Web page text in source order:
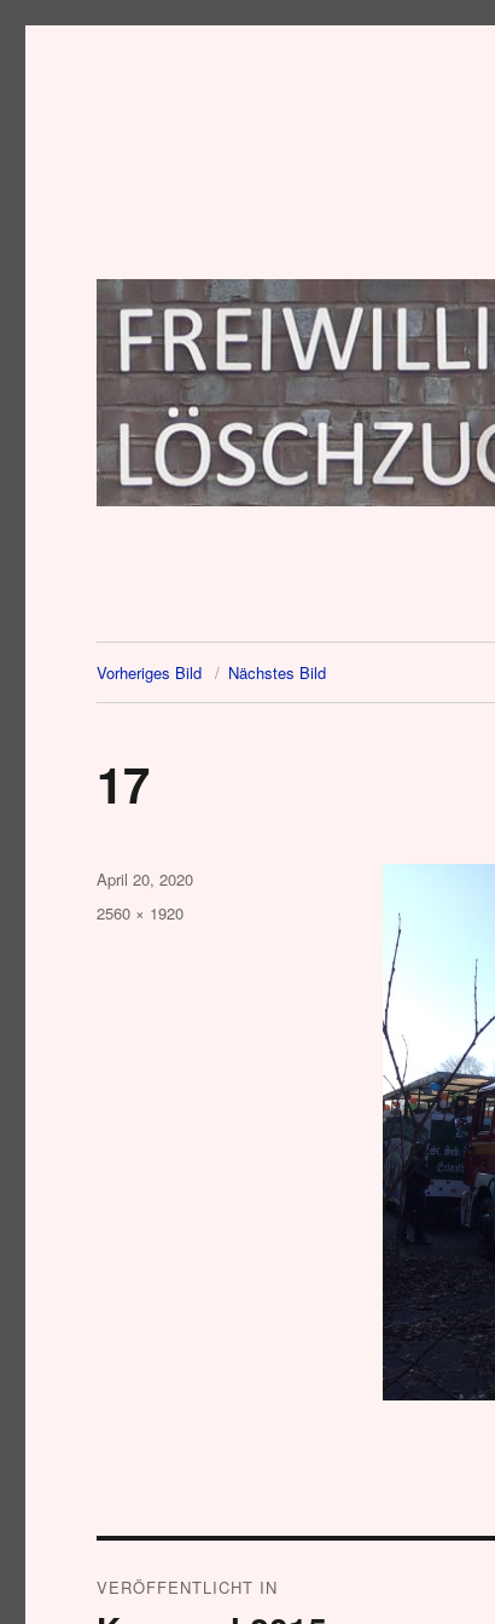
Vorheriges Bild Nächstes Bild
17
Veröffentlicht
am
April 20, 2020
Originalgröße
2560 × 1920
VERÖFFENTLICHT IN